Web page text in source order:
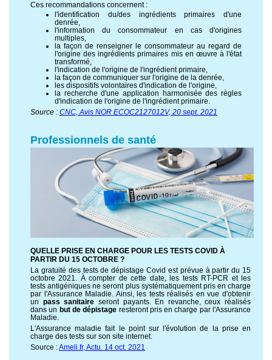
Ces recommandations concernent :
l'identification du/des ingrédients primaires d'une
denrée,
l'information du consommateur en cas d'origines
multiples,
la façon de renseigner le consommateur au regard de
l'origine des ingrédients primaires mis en œuvre à l'état
transformé,
l'indication de l'origine de l'ingrédient primaire,
la façon de communiquer sur l'origine de la denrée,
les dispositifs volontaires d'indication de l'origine,
la recherche d'une application harmonisée des règles
d'indication de l'origine de l'ingrédient primaire.
Source : CNC, Avis NOR ECOC2127012V, 20 sept. 2021
Professionnels de santé
QUELLE PRISE EN CHARGE POUR LES TESTS COVID À
PARTIR DU 15 OCTOBRE ?
La gratuité des tests de dépistage Covid est prévue à partir du 15
octobre 2021. À compter de cette date, les tests RT-PCR et les
tests antigéniques ne seront plus systématiquement pris en charge
par l'Assurance Maladie. Ainsi, les tests réalisés en vue d'obtenir
un pass sanitaire seront payants. En revanche, ceux réalisés
dans un but de dépistage resteront pris en charge par l'Assurance
Maladie.
L'Assurance maladie fait le point sur l'évolution de la prise en
charge des tests sur son site internet.
Source :Ameli.fr, Actu. 14 oct. 2021